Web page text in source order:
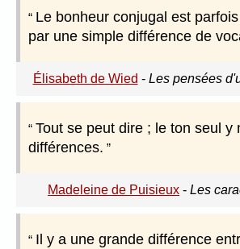
Le bonheur conjugal est
par une simple différence de
Élisabeth de Wied - Les pensées
Tout se peut dire ; le ton seul y
différences.
Madeleine de Puisieux - Les
Il у a une grande différence